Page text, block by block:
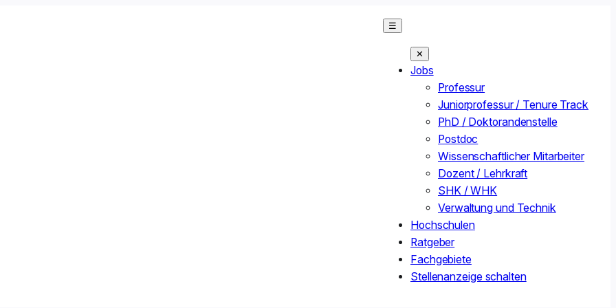
☰
✕
Jobs
Professur
Juniorprofessur / Tenure Track
PhD / Doktorandenstelle
Postdoc
Wissenschaftlicher Mitarbeiter
Dozent / Lehrkraft
SHK / WHK
Verwaltung und Technik
Hochschulen
Ratgeber
Fachgebiete
Stellenanzeige schalten